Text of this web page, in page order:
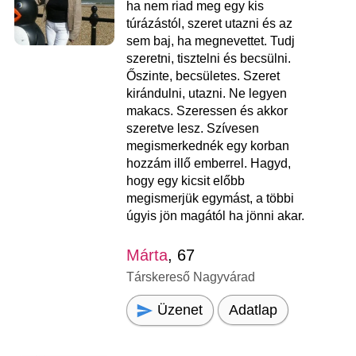
ha nem riad meg egy kis
túrázástól, szeret utazni és az
sem baj, ha megnevettet. Tudj
szeretni, tisztelni és becsülni.
Őszinte, becsületes. Szeret
kirándulni, utazni. Ne legyen
makacs. Szeressen és akkor
szeretve lesz. Szívesen
megismerkednék egy korban
hozzám illő emberrel. Hagyd,
hogy egy kicsit előbb
megismerjük egymást, a többi
úgyis jön magától ha jönni akar.
Márta, 67
Társkereső Nagyvárad
Üzenet Adatlap